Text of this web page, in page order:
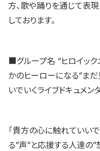
方、歌や踊りを通じて表
しております。
■グループ名 “ヒロイッ
かのヒーローになる”ま
いでいくライブドキュメン
「貴方の心に触れていい
る”声”と応援する人達の”